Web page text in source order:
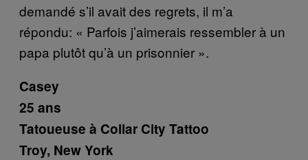
demandé s’il avait des regrets, il m’a
répondu: « Parfois j’aimerais ressembler à un
papa plutôt qu’à un prisonnier ».
Casey
25 ans
Tatoueuse à Collar City Tattoo
Troy, New York